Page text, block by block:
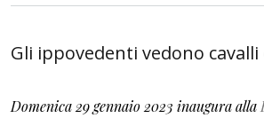
Gli ippovedenti vedono
Domenica 29 gennaio 2023 inaugura alla